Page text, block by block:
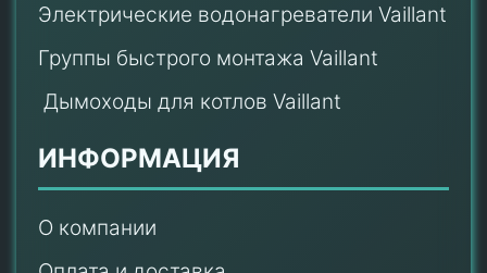
Электрические водонагреватели Vaillant
Группы быстрого монтажа Vaillant
Дымоходы для котлов Vaillant
ИНФОРМАЦИЯ
О компании